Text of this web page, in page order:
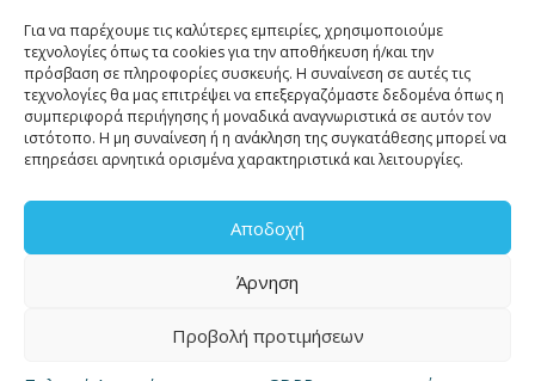
Για να παρέχουμε τις καλύτερες εμπειρίες, χρησιμοποιούμε
τεχνολογίες όπως τα cookies για την αποθήκευση ή/και την
πρόσβαση σε πληροφορίες συσκευής. Η συναίνεση σε αυτές τις
τεχνολογίες θα μας επιτρέψει να επεξεργαζόμαστε δεδομένα όπως η
συμπεριφορά περιήγησης ή μοναδικά αναγνωριστικά σε αυτόν τον
ιστότοπο. Η μη συναίνεση ή η ανάκληση της συγκατάθεσης μπορεί να
επηρεάσει αρνητικά ορισμένα χαρακτηριστικά και λειτουργίες.
Αποδοχή
Άρνηση
Προβολή προτιμήσεων
Sitemap
MyEyathPortal
και επωφεληθείτε από τις online υπηρεσίες